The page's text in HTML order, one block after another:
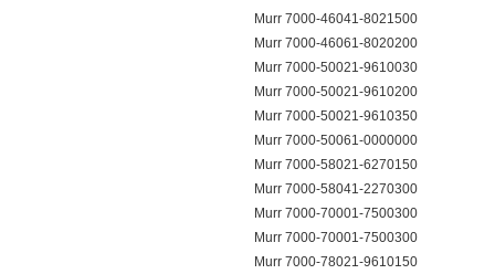
Murr 7000-46041-8021500
Murr 7000-46061-8020200
Murr 7000-50021-9610030
Murr 7000-50021-9610200
Murr 7000-50021-9610350
Murr 7000-50061-0000000
Murr 7000-58021-6270150
Murr 7000-58041-2270300
Murr 7000-70001-7500300
Murr 7000-70001-7500300
Murr 7000-78021-9610150